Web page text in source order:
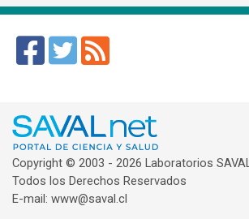
Copyright © 2003 - 2026 Laboratorios SAVAL
Todos los Derechos Reservados
E-mail: www@saval.cl